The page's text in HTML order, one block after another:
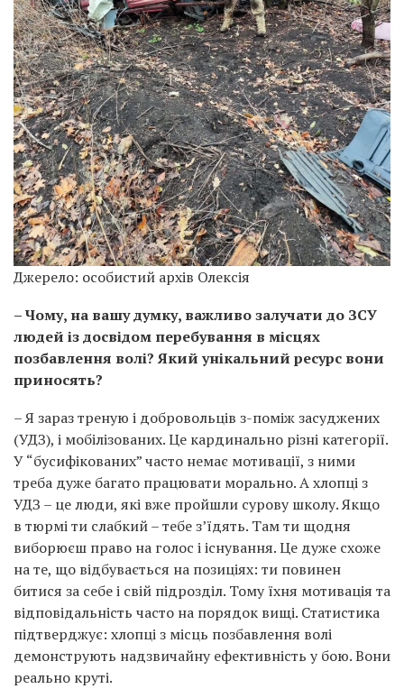
Джерело: особистий архів Олексія
– Чому, на вашу думку, важливо залучати до ЗСУ
людей із досвідом перебування в місцях
позбавлення волі? Який унікальний ресурс вони
приносять?
– Я зараз треную і добровольців з-поміж засуджених
(УДЗ), і мобілізованих. Це кардинально різні категорії.
У “бусифікованих” часто немає мотивації, з ними
треба дуже багато працювати морально. А хлопці з
УДЗ – це люди, які вже пройшли сурову школу. Якщо
в тюрмі ти слабкий – тебе з’їдять. Там ти щодня
виборюєш право на голос і існування. Це дуже схоже
на те, що відбувається на позиціях: ти повинен
битися за себе і свій підрозділ. Тому їхня мотивація та
відповідальність часто на порядок вищі. Статистика
підтверджує: хлопці з місць позбавлення волі
демонструють надзвичайну ефективність у бою. Вони
реально круті.